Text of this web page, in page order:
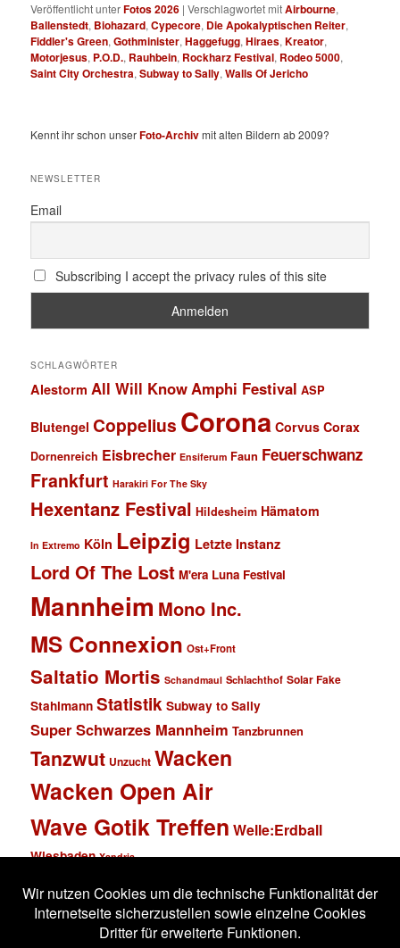
Veröffentlicht unterFotos 2026 |Verschlagwortet mitAirbourne,
Ballenstedt, Biohazard,Cypecore, Die Apokalyptischen Reiter,
Fiddler's Green,Gothminister,Haggefugg,Hiraes,Kreator,
Motorjesus, P.O.D., Rauhbein, Rockharz Festival, Rodeo 5000,
Saint City Orchestra,Subway to Sally,Walls Of Jericho
Kennt ihr schon unserFoto-Archivmit alten Bildern ab 2009?
NEWSLETTER
Email
Subscribing I accept the privacy rules of this site
SCHLAGWÖRTER
Alestorm All Will Know Amphi Festival ASP
Blutengel Coppelius Corona Corvus Corax
Dornenreich Eisbrecher Ensiferum Faun Feuerschwanz
Frankfurt Harakiri For The Sky
Hexentanz Festival Hildesheim Hämatom
In Extremo Köln Leipzig Letzte Instanz
Lord Of The Lost M'era Luna Festival
Mannheim Mono Inc.
MS Connexion Ost+Front
Saltatio Mortis Schandmaul Schlachthof Solar Fake
Stahlmann Statistik Subway to Sally
Super Schwarzes Mannheim Tanzbrunnen
Tanzwut Unzucht Wacken
Wacken Open Air
Wave Gotik Treffen Welle:Erdball
Wiesbaden Xandria
Impressum